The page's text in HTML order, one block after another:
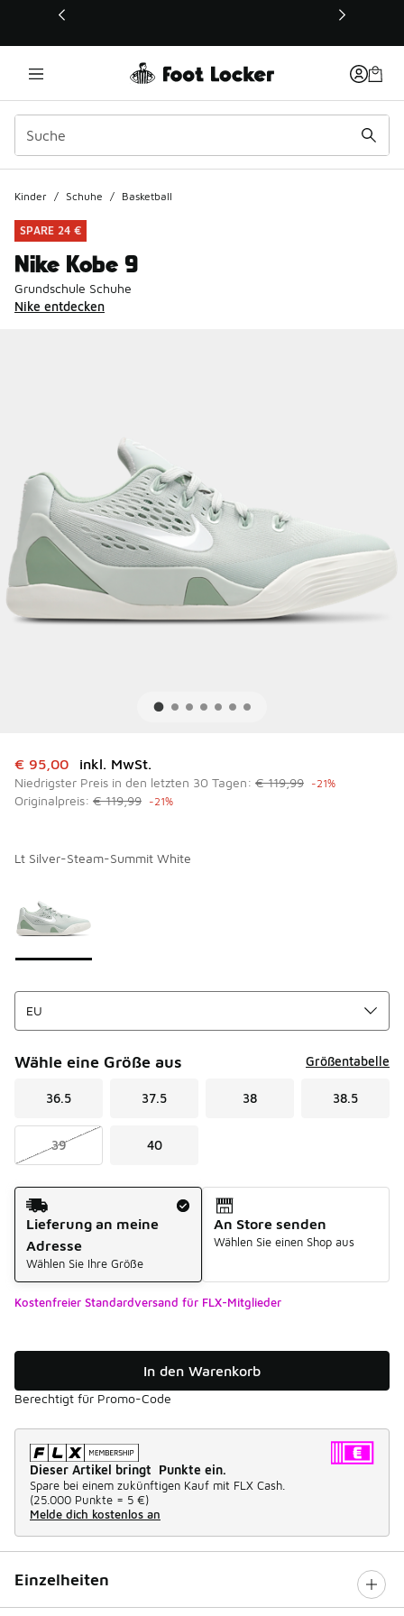
Dieser Link öffnet sich in einem neuen Fenster
Kinder / Schuhe / Basketball
SPARE 24 €
Nike Kobe 9
Grundschule Schuhe
Nike entdecken
Dieser Artikel ist im Sale. Der Preis ist von auf € 95,00
€ 95,00 inkl. MwSt.
Niedrigster Preis in den letzten 30 Tagen: € 119,99 -21%
Originalpreis: € 119,99 -21%
Lt Silver-Steam-Summit White
Wähle eine Größe aus Größentabelle
36.5 37.5 38 38.5
39 40
Versandart
Lieferung an meine
Adresse
Wählen Sie Ihre Größe
An Store senden
Wählen Sie einen Shop aus
Kostenfreier Standardversand für FLX-Mitglieder
In den Warenkorb
Berechtigt für Promo-Code
Dieser Artikel bringt Punkte ein.
Spare bei einem zukünftigen Kauf mit FLX Cash.
(25.000 Punkte = 5 €)
Melde dich kostenlos an
Einzelheiten